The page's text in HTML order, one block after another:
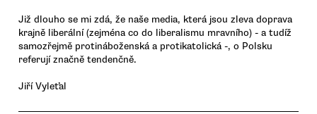
Již dlouho se mi zdá, že naše media, která jsou zleva doprava
krajně liberální (zejména co do liberalismu mravního) - a tudíž
samozřejmě protináboženská a protikatolická -, o Polsku
referují značně tendenčně.
Jiří Vyleťal